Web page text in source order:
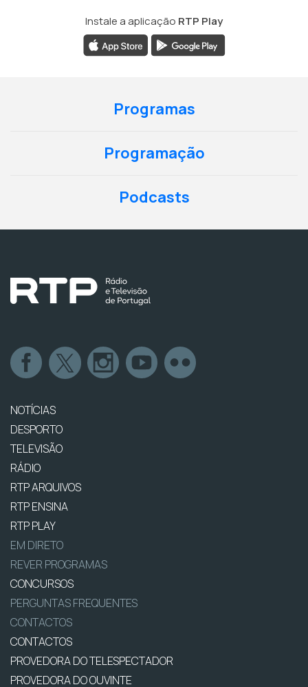
Instale a aplicação RTP Play
Programas
Programação
Podcasts
NOTÍCIAS
DESPORTO
TELEVISÃO
RÁDIO
RTP ARQUIVOS
RTP ENSINA
RTP PLAY
EM DIRETO
REVER PROGRAMAS
CONCURSOS
PERGUNTAS FREQUENTES
CONTACTOS
CONTACTOS
PROVEDORA DO TELESPECTADOR
PROVEDORA DO OUVINTE